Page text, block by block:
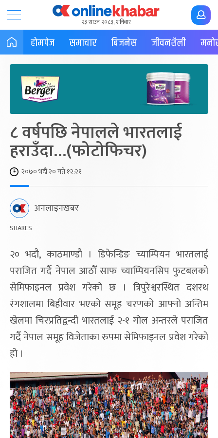
२३ साउन २०८३, शनिबार
होमपेज समाचार बिजनेस जीवनशैली
८ वर्षपछि नेपालले भारतलाई
हराउँदा…(फोटोफिचर)
२०७० भदौ २० गते १२:२१
अनलाइनखबर
SHARES
२० भदौ, काठमाण्डौ । डिफेन्डिङ च्याम्पियन भारतलाई
पराजित गर्दै नेपाल आठौँ साफ च्याम्पियनसिप फुटबलको
सेमिफाइनल प्रवेश गरेको छ । त्रिपुरेश्वरस्थित दशरथ
रंगशालमा बिहीवार भएको समूह चरणको आफ्नो अन्तिम
खेलमा चिरप्रतिद्वन्दी भारतलाई २-१ गोल अन्तरले पराजित
गर्दै नेपाल समूह विजेताका रुपमा सेमिफाइनल प्रवेश गरेको
हो ।